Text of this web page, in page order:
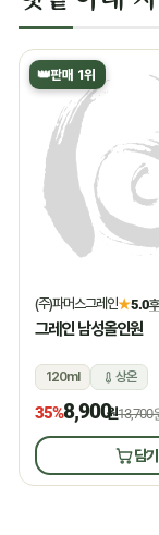
👑판매 1위
(주)파머스그레인★5.0
그레인 남성올인원
120ml 상온
35%8,900원13,700
담기